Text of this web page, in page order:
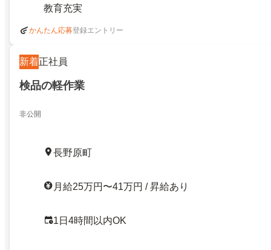
教育充実
かんたん応募登録エントリー
新着正社員
検品の軽作業
非公開
長野原町
月給25万円〜41万円 / 昇給あり
1日4時間以内OK